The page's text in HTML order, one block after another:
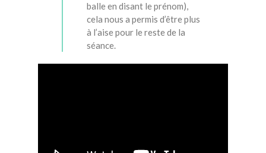
balle en disant le prénom),
cela nous a permis d’être plus
à l’aise pour le reste de la
séance.